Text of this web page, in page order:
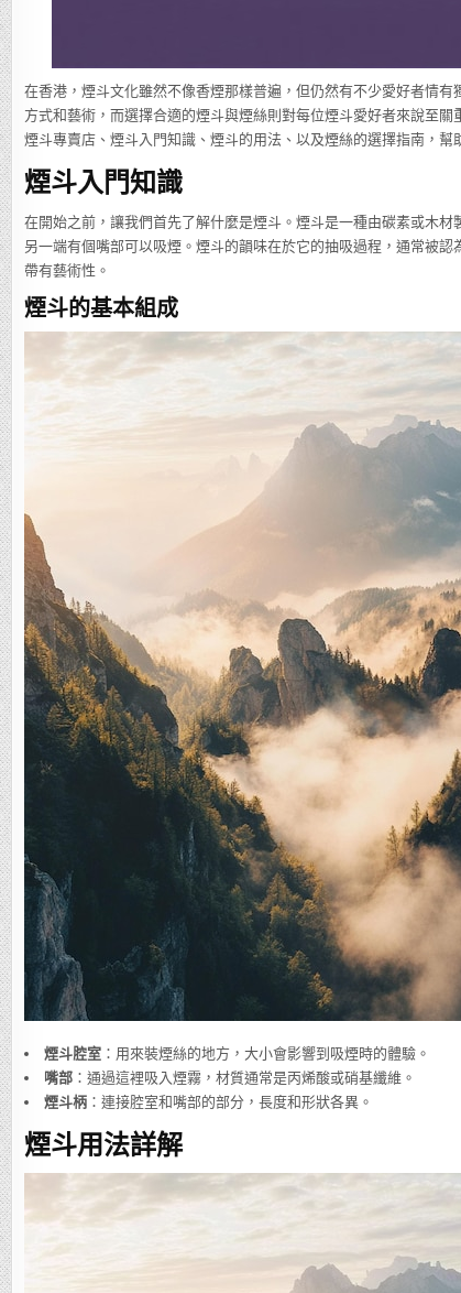
在香港，煙斗文化雖然不像香煙那樣普遍，但仍然有不少愛好者情
方式和藝術，而選擇合適的煙斗與煙絲則對每位煙斗愛好者來說至
煙斗專賣店、煙斗入門知識、煙斗的用法、以及煙絲的選擇指南，幫
煙斗入門知識
在開始之前，讓我們首先了解什麼是煙斗。煙斗是一種由碳素或木材
另一端有個嘴部可以吸煙。煙斗的韻味在於它的抽吸過程，通常被
帶有藝術性。
煙斗的基本組成
煙斗腔室：用來裝煙絲的地方，大小會影響到吸煙時的體驗。
嘴部：通過這裡吸入煙霧，材質通常是丙烯酸或硝基纖維。
煙斗柄：連接腔室和嘴部的部分，長度和形狀各異。
煙斗用法詳解